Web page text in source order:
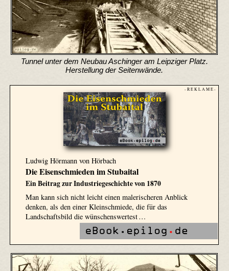
Tunnel unter dem Neubau Aschinger am Leipziger Platz.
Herstellung der Seitenwände.
- R E K L A M E -
Ludwig Hörmann von Hörbach
Die Eisenschmieden im Stubaital
Ein Beitrag zur Industriegeschichte von 1870
Man kann sich nicht leicht einen malerischeren Anblick
denken, als den einer Kleinschmiede, die für das
Landschaftsbild die wünschenswertest …